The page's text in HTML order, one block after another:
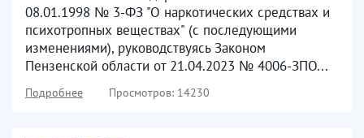
08.01.1998 № 3-ФЗ "О наркотических средствах и
психотропных веществах" (с последующими
изменениями), руководствуясь Законом
Пензенской области от 21.04.2023 № 4006-ЗПО...
Подробнее Просмотров: 14230